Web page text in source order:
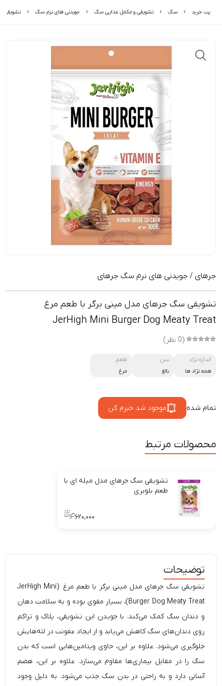
پت خرید سگ تشویقی و مکمل غذایی سگ جویدنی های نرم سگ تشویقی
جرهای / جویدنی های نرم سگ جرهای
تشویقی سگ جرهای مدل مینی برگر با طعم مرغ
JerHigh Mini Burger Dog Meaty Treat
(0 نظر)
اندازه نژاد
همه نژاد ها
سن
بالغ
طعم
مرغ
تمام شده موجود شد خبرم کن
محصولات مرتبط
تشویقی سگ جرهای مدل میله ای با
طعم بلوبری
۶۲۰,۰۰۰
توضیحات
تشویقی سگ جرهای مدل مینی برگر با طعم مرغ (JerHigh Mini
Burger Dog Meaty Treat)، بسیار مقوی بوده و به سلامت دهان
و دندان سگ کمک می‌کند. با جویدن این تشویقی، پلاک و تراکم
روی دندان‌های سگ کاهش می‌یابد و از ایجاد عفونت در لثه‌هایش
جلوگیری می‌شود. علاوه بر این، حاوی ویتامین‌هایی است که بدن
سگ را در مقابل بیماری‌ها مقاوم می‌‌سازد. علاوه بر این، هضم
آسانی دارد و به راحتی در بدن سگ جذب می‌شود. به دلیل وجود